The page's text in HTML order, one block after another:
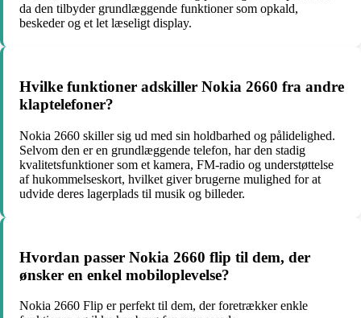
da den tilbyder grundlæggende funktioner som opkald,
beskeder og et let læseligt display.
Hvilke funktioner adskiller Nokia 2660 fra andre
klaptelefoner?
Nokia 2660 skiller sig ud med sin holdbarhed og pålidelighed.
Selvom den er en grundlæggende telefon, har den stadig
kvalitetsfunktioner som et kamera, FM-radio og understøttelse
af hukommelseskort, hvilket giver brugerne mulighed for at
udvide deres lagerplads til musik og billeder.
Hvordan passer Nokia 2660 flip til dem, der
ønsker en enkel mobiloplevelse?
Nokia 2660 Flip er perfekt til dem, der foretrækker enkle